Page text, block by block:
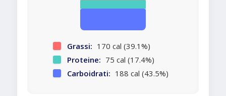
Grassi: 170 cal (39.1%)
Proteine: 75 cal (17.4%)
Carboidrati: 188 cal (43.5%)